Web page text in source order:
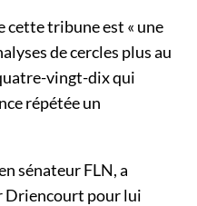
cette tribune est « une
de cercles plus au
vingt-dix qui
répétée un
sénateur FLN, a
Driencourt pour lui